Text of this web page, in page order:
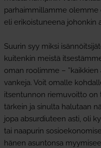
parhaimmillamme olemme
eli erikoistuneena johonkin
Suurin syy miksi
kuitenkin meistä
oman roolimme – ”kaikkien
vankeja. Voit omalle
itsentunnon riemuvoitto on
tärkein ja sinulta halutaan
jopa absurdiuteen asti, oli
tai naapurin
hänen asuntonsa